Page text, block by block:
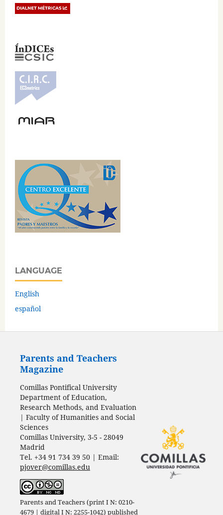
LANGUAGE
English
español
Parents and Teachers
Magazine
Comillas Pontifical University
Department of Education,
Research Methods, and Evaluation
| Faculty of Humanities and Social
Sciences
Comillas University, 3-5 - 28049
Madrid
Tel. +34 91 734 39 50 | Email:
pjover@comillas.edu
Parents and Teachers (print I N: 0210-
4679 | digital I N: 2255-1042) published